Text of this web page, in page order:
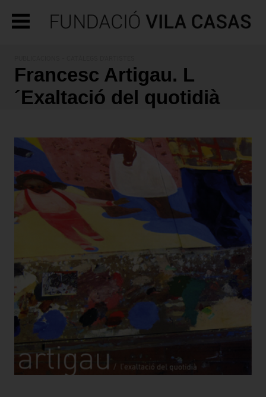
Francesc Artigau. L
´Exaltació del quotidià